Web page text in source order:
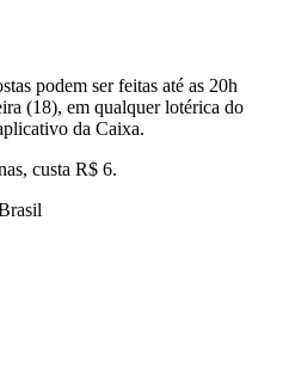
podem ser feitas até as 20h
(18), em qualquer lotérica do
da Caixa.
custa R$ 6.